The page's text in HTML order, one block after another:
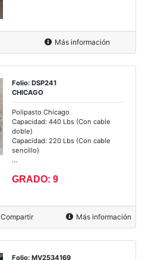
Más información
Folio: DSP241
CHICAGO
Polipasto Chicago
Capacidad: 440 Lbs (Con cable
doble)
Capacidad: 220 Lbs (Con cable
sencillo)
...
GRADO: 9
Compartir Más información
Folio: MV2534169